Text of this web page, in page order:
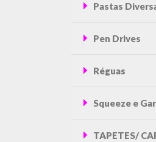
Pastas
Pen Drives
Réguas
Squeeze e
TAPETES/